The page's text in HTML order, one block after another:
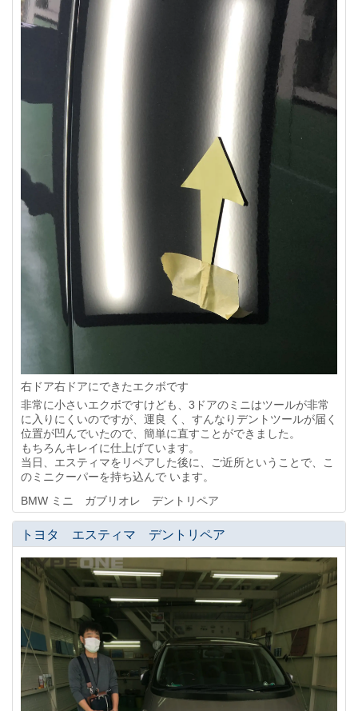
右ドア右ドアにできたエクボです
非常に小さいエクボですけども、3ドアのミニはツールが非常
に入りにくいのですが、運良 く、すんなりデントツールが届く
位置が凹んでいたので、簡単に直すことができました。
もちろんキレイに仕上げています。
当日、エスティマをリペアした後に、ご近所ということで、こ
のミニクーパーを持ち込んで います。
BMW ミニ ガブリオレ デントリペア
トヨタ エスティマ デントリペア